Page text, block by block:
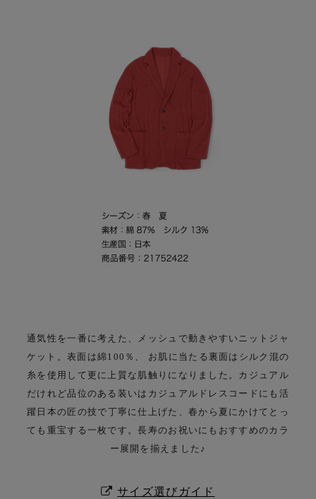
通気性を一番に考えた、メッシュで動きやすいニットジャ
ケット。 表面は綿100％、 お肌に当たる裏面はシルク混の
糸を使用して更に上質な肌触りになりました。
カジュアル
だけれど品位のある装いはカジュアルドレスコードにも活
躍 日本の匠の技で丁寧に仕上げた、春から夏にかけてとっ
ても重宝する一枚です。長寿のお祝いにもおすすめのカラ
ー展開を揃えました♪
サイズ選びガイド